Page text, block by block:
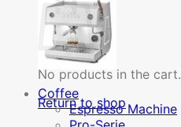
No products in the cart.
Return to shop
Pro
quantity
Coffee
Espresso Machine